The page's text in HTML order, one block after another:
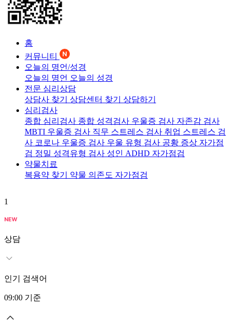
홈
커뮤니티
오늘의 명언/성경
오늘의 명언 오늘의 성경
전문 심리상담
상담사 찾기 상담센터 찾기 상담하기
심리검사
종합 심리검사 종합 성격검사 우울증 검사 자존감 검사
MBTI 우울증 검사 직무 스트레스 검사 취업 스트레스 검
사 코로나 우울증 검사 우울 유형 검사 공황 증상 자가점
검 정밀 성격유형 검사 성인 ADHD 자가점검
약물치료
복용약 찾기 약물 의존도 자가점검
1
상담
인기 검색어
09:00 기준